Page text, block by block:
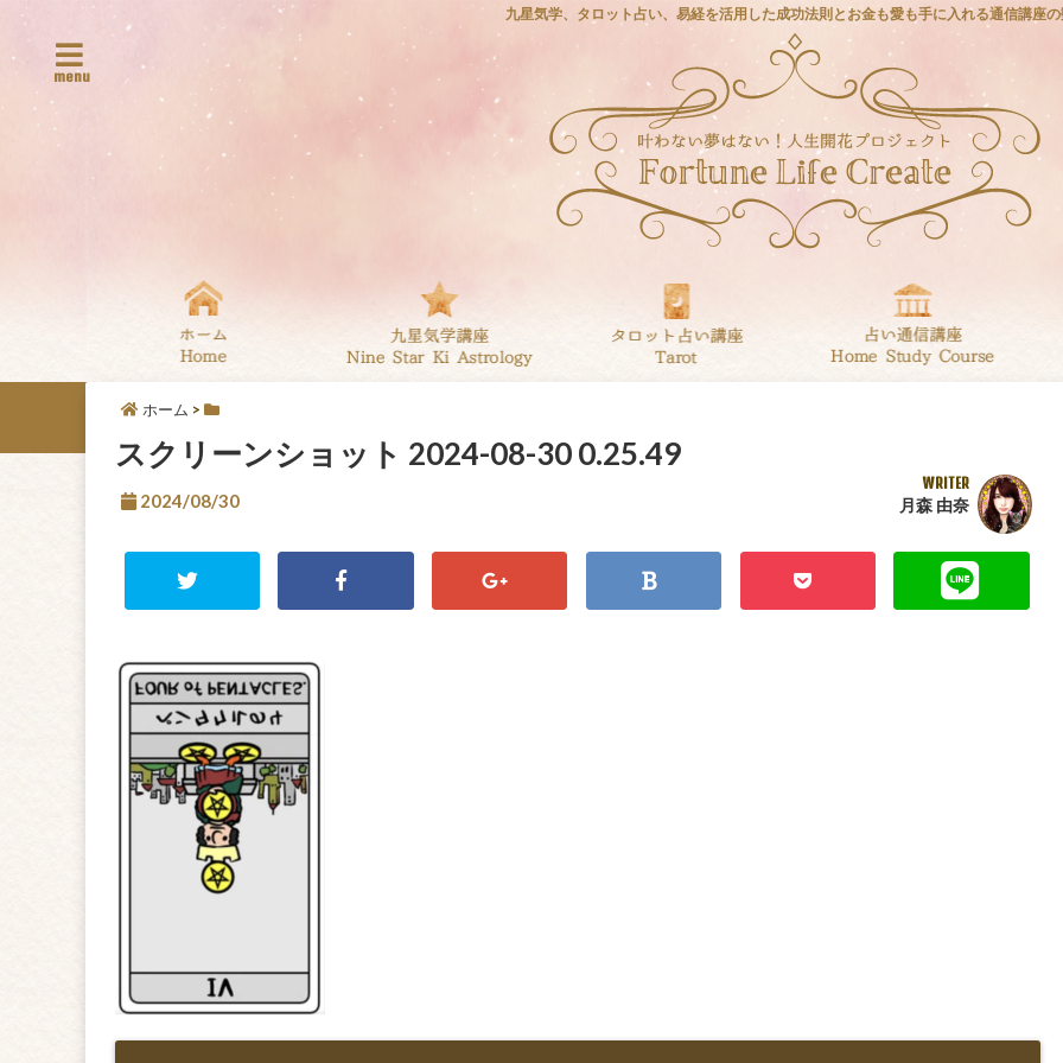
九星気学、タロット占い、易経を活用した成功法則とお金も愛も手に入れる通信講座
menu
ホーム >
スクリーンショット 2024-08-30 0.25.49
2024/08/30
WRITER
月森 由奈